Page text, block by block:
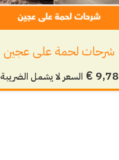
شرحات لحمة على عجين
€9,78 السعر لا يشمل الضريبة